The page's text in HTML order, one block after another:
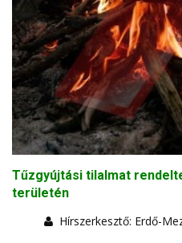
Tűzgyújtási tilalmat
területén
Hírszerkesztő: Erdő-